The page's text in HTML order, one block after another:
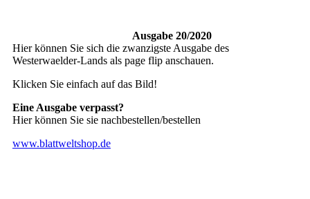
Ausgabe 20/2020
Hier können Sie sich die zwanzigste Ausgabe des
Westerwaelder-Lands als page flip anschauen.
Klicken Sie einfach auf das Bild!
Eine Ausgabe verpasst?
Hier können Sie sie nachbestellen/bestellen
www.blattweltshop.de